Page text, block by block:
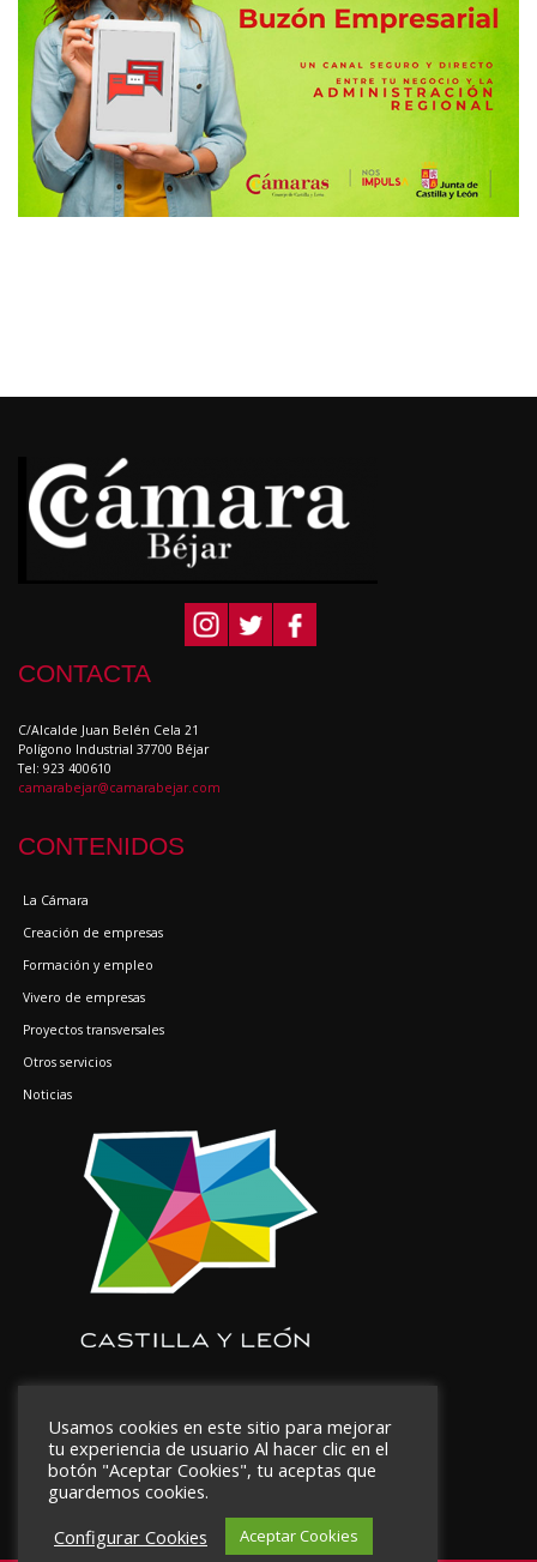
CONTACTA
C/Alcalde Juan Belén Cela 21
Polígono Industrial 37700 Béjar
Tel: 923 400610
camarabejar@camarabejar.com
CONTENIDOS
La Cámara
Creación de empresas
Formación y empleo
Vivero de empresas
Proyectos transversales
Otros servicios
Noticias
Usamos cookies en este sitio para mejorar
tu experiencia de usuario Al hacer clic en el
botón "Aceptar Cookies", tu aceptas que
guardemos cookies.
Configurar Cookies
Aceptar Cookies